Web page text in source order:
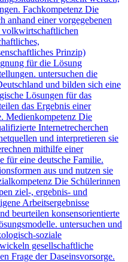
Fachkompetenz Die
anhand einer vorgegebenen
volkwirtschaftlichen
Prinzip)
für die Lösung
untersuchen die
und bilden sich eine
Lösungen für das
das Ergebnis einer
Medienkompetenz Die
Internetrecherchen
und interpretieren sie
mithilfe einer
für eine deutsche Familie.
aus und nutzen sie
Die Schülerinnen
ziel-, ergebnis- und
Arbeitsergebnisse
beurteilen konsensorientierte
untersuchen und
soziale
gesellschaftliche
Frage der Daseinsvorsorge.